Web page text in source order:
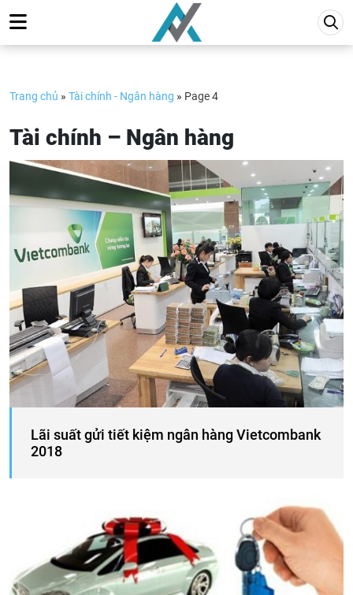
to
content
Trang chủ » Tài chính - Ngân hàng » Page 4
Tài chính – Ngân hàng
Lãi suất gửi tiết kiệm ngân hàng Vietcombank
2018